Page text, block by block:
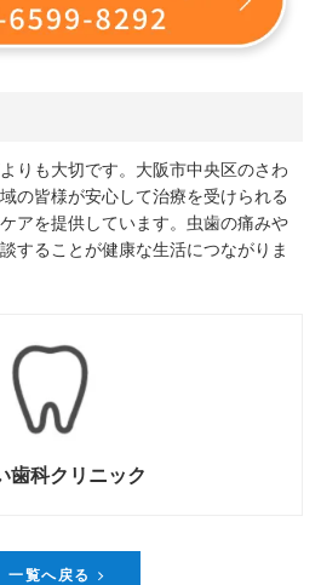
りも大切です。大阪市中央区のさわ
の皆様が安心して治療を受けられる
アを提供しています。虫歯の痛みや
することが健康な生活につながりま
歯科クリニック
一覧へ戻る